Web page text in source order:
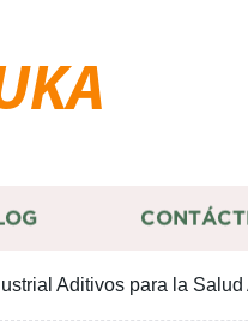
Aditivos para la Salud